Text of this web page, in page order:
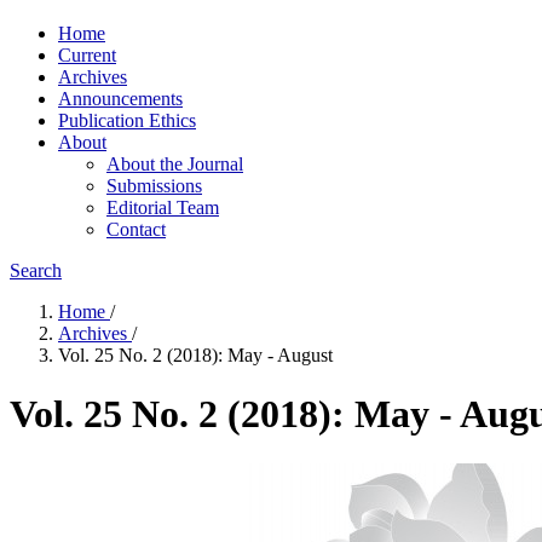
Home
Current
Archives
Announcements
Publication Ethics
About
About the Journal
Submissions
Editorial Team
Contact
Search
Home /
Archives /
Vol. 25 No. 2 (2018): May - August
Vol. 25 No. 2 (2018): May -